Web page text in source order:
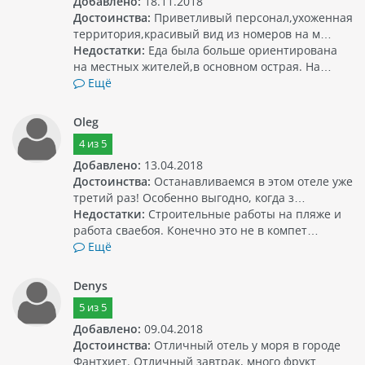
Достоинства: Приветливый персонал,ухоженная
территория,красивый вид из номеров на м…
Недостатки: Еда была больше ориентирована
на местных жителей,в основном острая. На…
Ещё
Oleg
4из 5
Добавлено: 13.04.2018
Достоинства: Останавливаемся в этом отеле уже
третий раз! Особенно выгодно, когда з…
Недостатки: Строительные работы на пляже и
работа сваебоя. Конечно это не в компет…
Ещё
Denys
5из 5
Добавлено: 09.04.2018
Достоинства: Отличный отель у моря в городе
Фантхиет. Отличный завтрак, много фрукт…